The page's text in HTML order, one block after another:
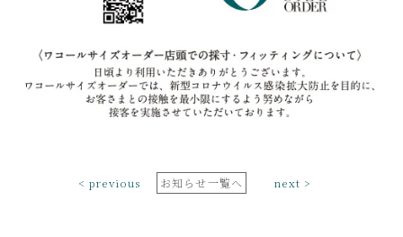
< previous お知らせ一覧へ next >